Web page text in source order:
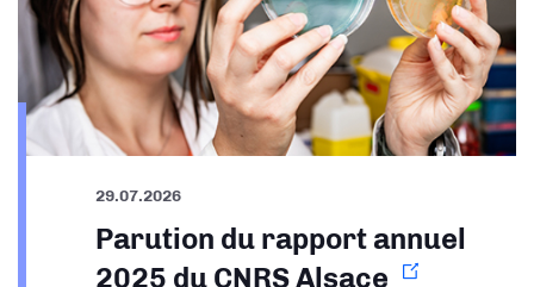
29.07.2026
Parution du rapport annuel
2025 du CNRS Alsace